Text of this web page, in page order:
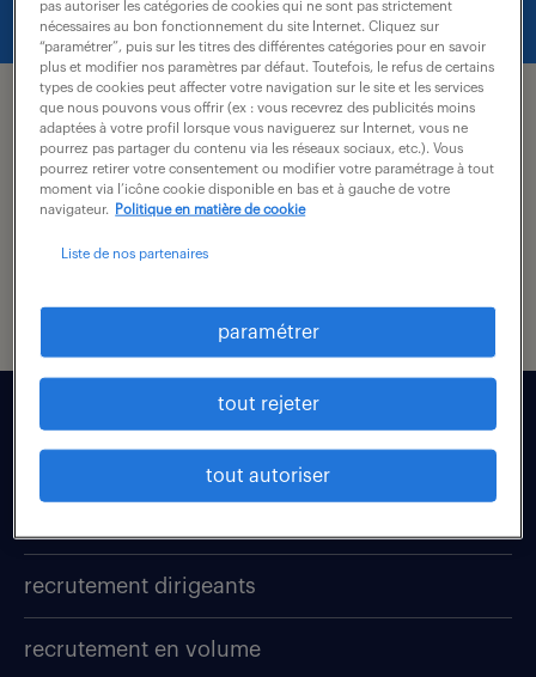
candidat.
nos offres d’emploi
conseils carrière
entreprises.
intérim
recrutement dirigeants
recrutement en volume
pas autoriser les catégories de cookies qui ne sont pas strictement
nécessaires au bon fonctionnement du site Internet. Cliquez sur
“paramétrer”, puis sur les titres des différentes catégories pour en savoir
plus et modifier nos paramètres par défaut. Toutefois, le refus de certains
types de cookies peut affecter votre navigation sur le site et les services
que nous pouvons vous offrir (ex : vous recevrez des publicités moins
adaptées à votre profil lorsque vous naviguerez sur Internet, vous ne
pourrez pas partager du contenu via les réseaux sociaux, etc.). Vous
pourrez retirer votre consentement ou modifier votre paramétrage à tout
moment via l’icône cookie disponible en bas et à gauche de votre
navigateur.
Politique en matière de cookie
Liste de nos partenaires
paramétrer
tout rejeter
tout autoriser